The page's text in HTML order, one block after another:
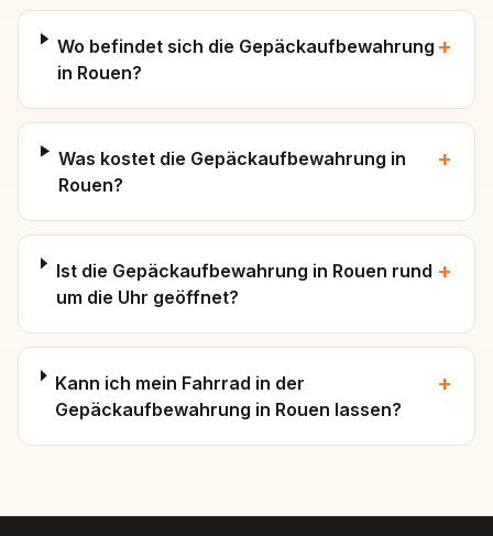
Wo befindet sich die Gepäckaufbewahrung
in Rouen?
+
Was kostet die Gepäckaufbewahrung in
Rouen?
+
Ist die Gepäckaufbewahrung in Rouen rund
um die Uhr geöffnet?
+
Kann ich mein Fahrrad in der
Gepäckaufbewahrung in Rouen lassen?
+